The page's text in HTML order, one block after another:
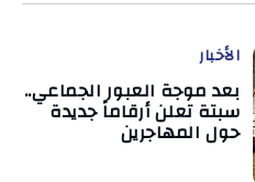
الأخبار
بعد موجة العبور الجماعي..
سبتة تعلن أرقاماً جديدة
حول المهاجرين